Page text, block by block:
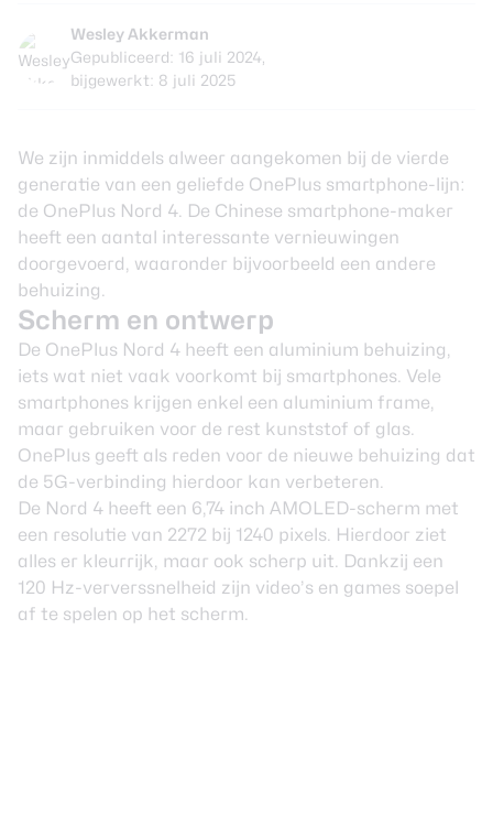
Wesley Akkerman
Gepubliceerd: 16 juli 2024,
bijgewerkt: 8 juli 2025
We zijn inmiddels alweer aangekomen bij de vierde
generatie van een geliefde OnePlus smartphone-lijn:
de OnePlus Nord 4. De Chinese smartphone-maker
heeft een aantal interessante vernieuwingen
doorgevoerd, waaronder bijvoorbeeld een andere
behuizing.
Scherm en ontwerp
De OnePlus Nord 4 heeft een aluminium behuizing,
iets wat niet vaak voorkomt bij smartphones. Vele
smartphones krijgen enkel een aluminium frame,
maar gebruiken voor de rest kunststof of glas.
OnePlus geeft als reden voor de nieuwe behuizing dat
de 5G-verbinding hierdoor kan verbeteren.
De Nord 4 heeft een 6,74 inch AMOLED-scherm met
een resolutie van 2272 bij 1240 pixels. Hierdoor ziet
alles er kleurrijk, maar ook scherp uit. Dankzij een
120 Hz-ververssnelheid zijn video’s en games soepel
af te spelen op het scherm.